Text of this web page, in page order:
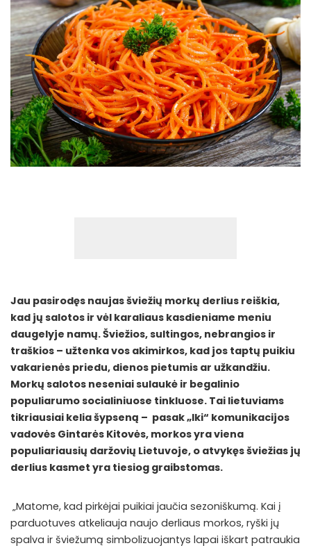
Jau pasirodęs naujas šviežių morkų derlius reiškia,
kad jų salotos ir vėl karaliaus kasdieniame meniu
daugelyje namų. Šviežios, sultingos, nebrangios ir
traškios – užtenka vos akimirkos, kad jos taptų puikiu
vakarienės priedu, dienos pietumis ar užkandžiu.
Morkų salotos neseniai sulaukė ir begalinio
populiarumo socialiniuose tinkluose. Tai lietuviams
tikriausiai kelia šypseną – pasak „Iki“ komunikacijos
vadovės Gintarės Kitovės, morkos yra viena
populiariausių daržovių Lietuvoje, o atvykęs šviežias jų
derlius kasmet yra tiesiog graibstomas.
„Matome, kad pirkėjai puikiai jaučia sezoniškumą. Kai į
parduotuves atkeliauja naujo derliaus morkos, ryški jų
spalva ir šviežumą simbolizuojantys lapai iškart patraukia